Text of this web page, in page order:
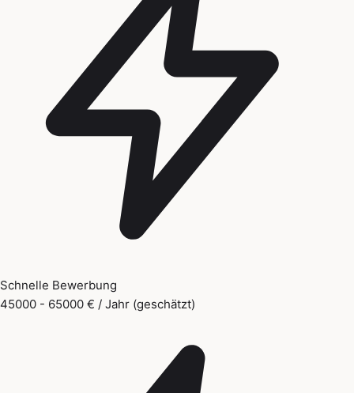
Schnelle Bewerbung
45000 - 65000 € / Jahr (geschätzt)